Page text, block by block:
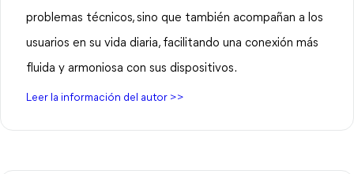
problemas técnicos, sino que también acompañan a los
usuarios en su vida diaria, facilitando una conexión más
fluida y armoniosa con sus dispositivos.
Leer la información del autor >>